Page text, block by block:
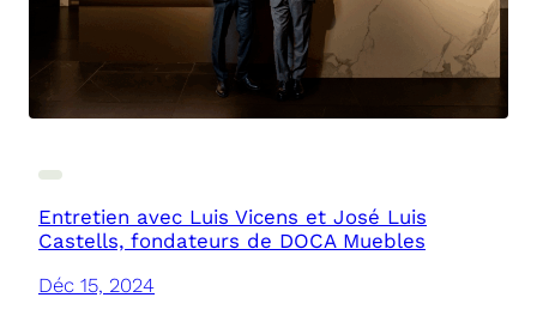
Entretien avec Luis Vicens et José Luis
Castells, fondateurs de DOCA Muebles
Déc 15, 2024